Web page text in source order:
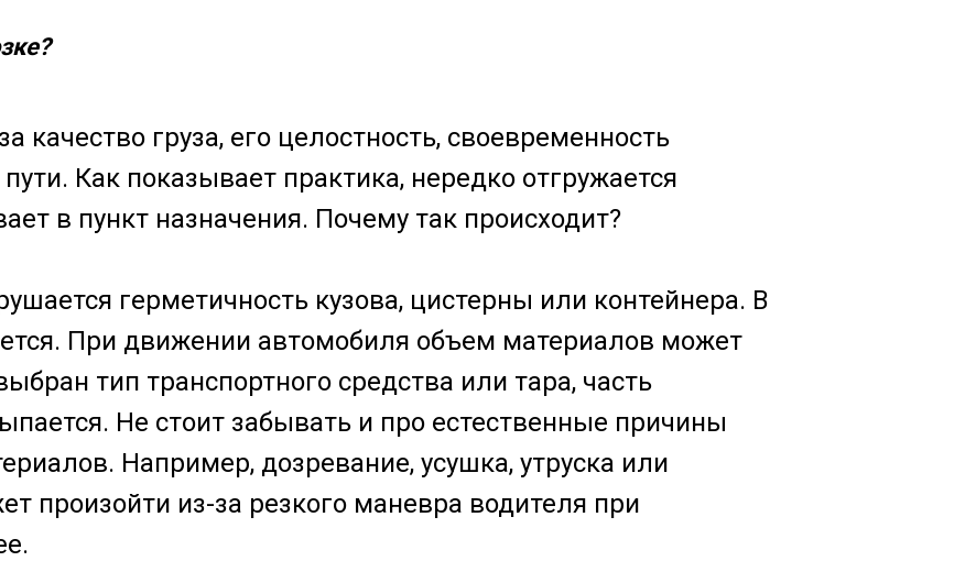
качество груза, его целостность, своевременность
Как показывает практика, нередко отгружается
в пункт назначения. Почему так происходит?
герметичность кузова, цистерны или контейнера. В
При движении автомобиля объем материалов может
тип транспортного средства или тара, часть
Не стоит забывать и про естественные причины
Например, дозревание, усушка, утруска или
произойти из-за резкого маневра водителя при